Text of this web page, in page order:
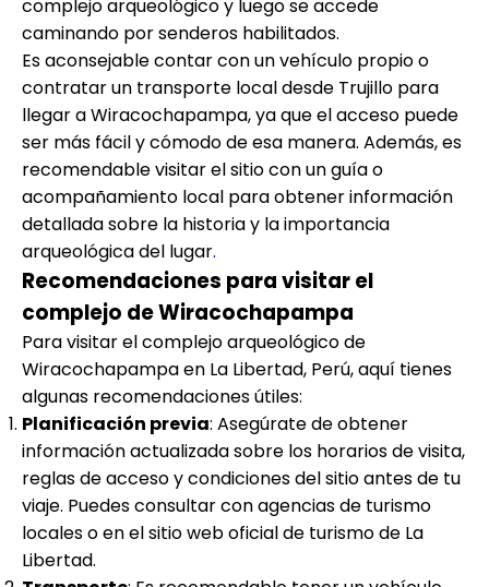
complejo arqueológico y luego se accede
caminando por senderos habilitados.
Es aconsejable contar con un vehículo propio o
contratar un transporte local desde Trujillo para
llegar a Wiracochapampa, ya que el acceso puede
ser más fácil y cómodo de esa manera. Además, es
recomendable visitar el sitio con un guía o
acompañamiento local para obtener información
detallada sobre la historia y la importancia
arqueológica del lugar.
Recomendaciones para visitar el
complejo de Wiracochapampa
Para visitar el complejo arqueológico de
Wiracochapampa en La Libertad, Perú, aquí tienes
algunas recomendaciones útiles:
Planificación previa: Asegúrate de obtener
información actualizada sobre los horarios de visita,
reglas de acceso y condiciones del sitio antes de tu
viaje. Puedes consultar con agencias de turismo
locales o en el sitio web oficial de turismo de La
Libertad.